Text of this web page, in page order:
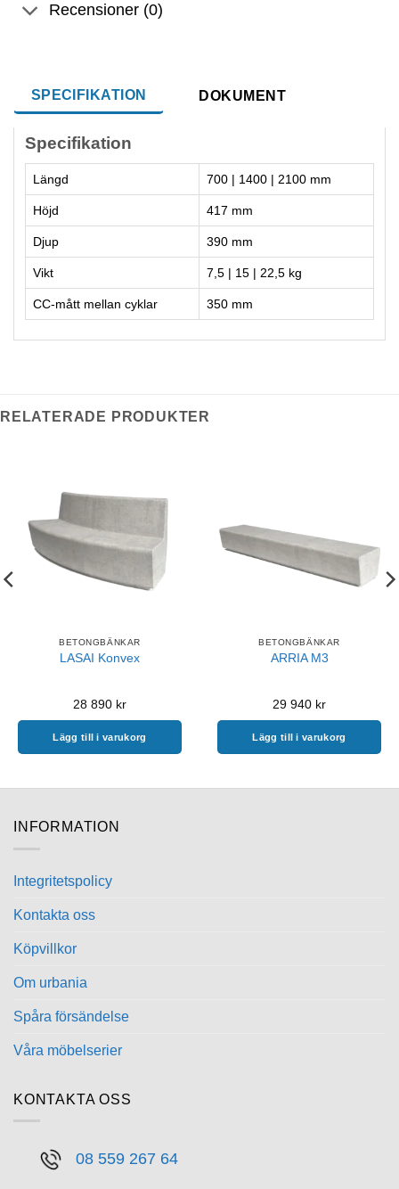
Recensioner (0)
SPECIFIKATION DOKUMENT
Specifikation
Längd 700 | 1400 | 2100 mm
Höjd 417 mm
Djup 390 mm
Vikt 7,5 | 15 | 22,5 kg
CC-mått mellan cyklar 350 mm
RELATERADE PRODUKTER
BETONGBÄNKAR
LASAI Konvex
28 890 kr
Lägg till i varukorg
BETONGBÄNKAR
ARRIA M3
29 940 kr
Lägg till i varukorg
INFORMATION
Integritetspolicy
Kontakta oss
Köpvillkor
Om urbania
Spåra försändelse
Våra möbelserier
KONTAKTA OSS
08 559 267 64